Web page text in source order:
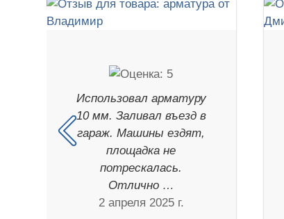
Использовал арматуру
10 мм. Заливал въезд в
гараж. Машины ездят,
площадка не
потрескалась.
Отлично …
2 апреля 2025 г.